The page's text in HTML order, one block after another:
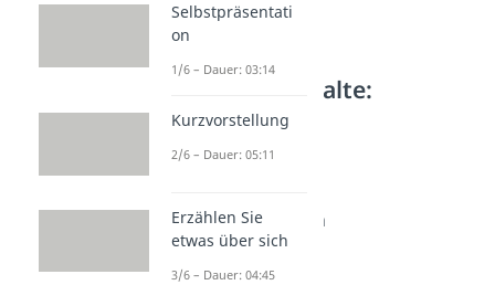
Weitere Inhalte:
Lerntipps
Lernstrategien
Sprachen lernen
Dauer: 04:12
Autodidakt
Selbstpräsentati
on
1/6 – Dauer: 03:14
Kurzvorstellung
2/6 – Dauer: 05:11
Erzählen Sie
etwas über sich
3/6 – Dauer: 04:45